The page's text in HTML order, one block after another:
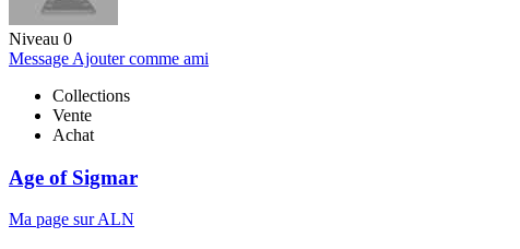
Niveau 0
Message Ajouter comme ami
Collections
Vente
Achat
Age of Sigmar
Ma page sur ALN